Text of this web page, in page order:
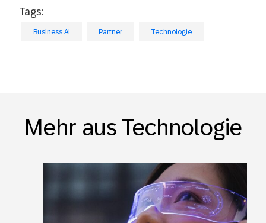
Tags:
Business AI Partner Technologie
Mehr aus Technologie